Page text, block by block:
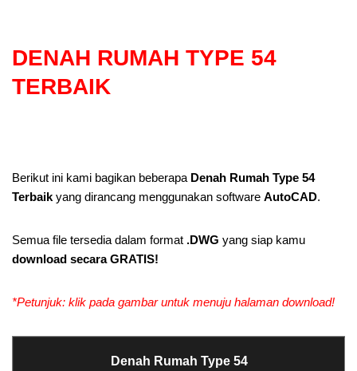
DENAH RUMAH TYPE 54
TERBAIK
Berikut ini kami bagikan beberapa Denah Rumah Type 54
Terbaik yang dirancang menggunakan software AutoCAD.
Semua file tersedia dalam format .DWG yang siap kamu
download secara GRATIS!
*Petunjuk: klik pada gambar untuk menuju halaman download!
Denah Rumah Type 54